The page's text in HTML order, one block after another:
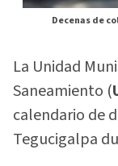
Decenas de
La Unidad
Saneamiento (
calendario de
Tegucigalpa